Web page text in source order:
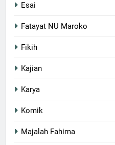
Esai
Fatayat NU Maroko
Fikih
Kajian
Karya
Komik
Majalah Fahima